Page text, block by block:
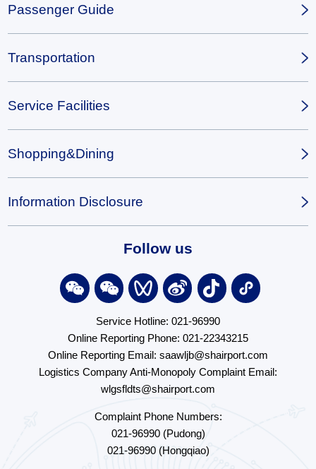
Passenger Guide
Transportation
Service Facilities
Shopping&Dining
Information Disclosure
Follow us
Service Hotline: 021-96990
Online Reporting Phone: 021-22343215
Online Reporting Email: saawljb@shairport.com
Logistics Company Anti-Monopoly Complaint Email:
wlgsfldts@shairport.com
Complaint Phone Numbers:
021-96990 (Pudong)
021-96990 (Hongqiao)